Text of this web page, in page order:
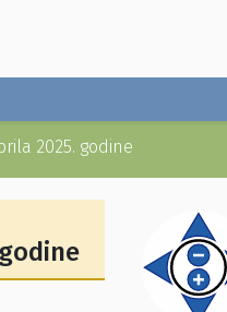
2025. godine